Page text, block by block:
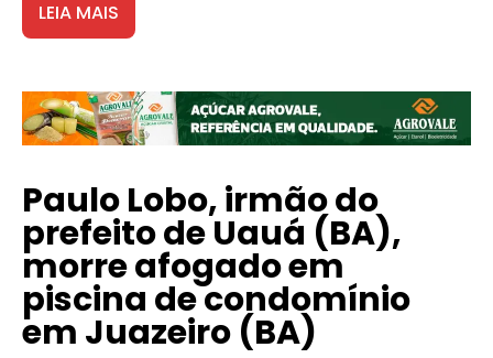
LEIA MAIS
Paulo Lobo, irmão do
prefeito de Uauá (BA),
morre afogado em
piscina de condomínio
em Juazeiro (BA)